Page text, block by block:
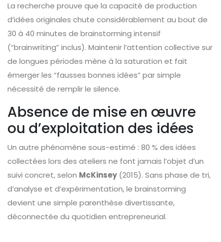
La recherche prouve que la capacité de production
d’idées originales chute considérablement au bout de
30 à 40 minutes de brainstorming intensif
(“brainwriting” inclus). Maintenir l’attention collective sur
de longues périodes mène à la saturation et fait
émerger les “fausses bonnes idées” par simple
nécessité de remplir le silence.
Absence de mise en œuvre
ou d’exploitation des idées
Un autre phénomène sous-estimé : 80 % des idées
collectées lors des ateliers ne font jamais l’objet d’un
suivi concret, selon McKinsey(2015). Sans phase de tri,
d’analyse et d’expérimentation, le brainstorming
devient une simple parenthèse divertissante,
déconnectée du quotidien entrepreneurial.